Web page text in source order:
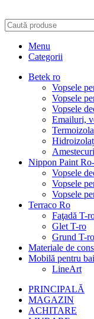
Menu
Categorii
Betek ro
Vopsele
Vopsele
Vopsele
Emailuri,
Nippon Paint Ro-
Vopsele
Vopsele
Vopsele
Terraco Ro
Faţadă T-
Glet T-ro
Grund T-ro
Materiale de
Mobilă pentru
LineArt
PRINCIPALĂ
MAGAZIN
ACHITARE